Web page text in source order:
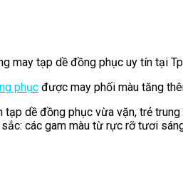
may tạp dề đồng phục uy tín tại
phục được may phối màu tăng
tạp dề đồng phục vừa vặn, trẻ
các gam màu từ rực rỡ tươi